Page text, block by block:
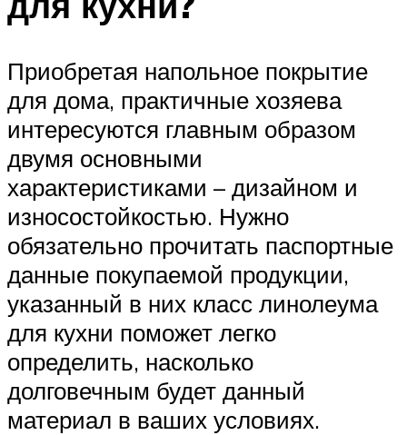
Приобретая напольное покрытие
для дома, практичные хозяева
интересуются главным образом
двумя основными
характеристиками – дизайном и
износостойкостью. Нужно
обязательно прочитать паспортные
данные покупаемой продукции,
указанный в них класс линолеума
для кухни поможет легко
определить, насколько
долговечным будет данный
материал в ваших условиях.